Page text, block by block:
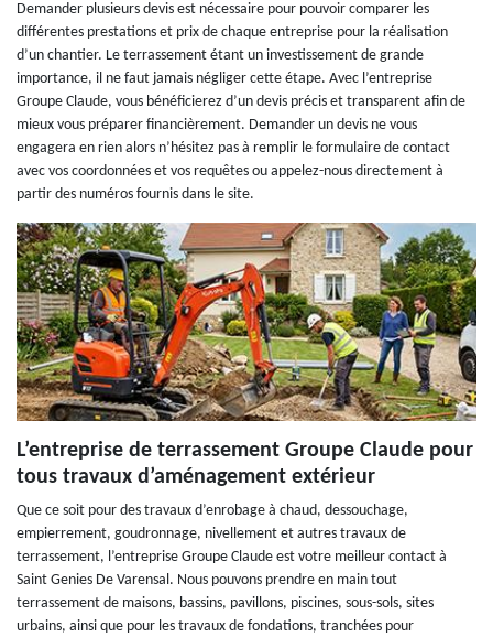
Demander plusieurs devis est nécessaire pour pouvoir comparer les
différentes prestations et prix de chaque entreprise pour la réalisation
d’un chantier. Le terrassement étant un investissement de grande
importance, il ne faut jamais négliger cette étape. Avec l’entreprise
Groupe Claude, vous bénéficierez d’un devis précis et transparent afin de
mieux vous préparer financièrement. Demander un devis ne vous
engagera en rien alors n’hésitez pas à remplir le formulaire de contact
avec vos coordonnées et vos requêtes ou appelez-nous directement à
partir des numéros fournis dans le site.
L’entreprise de terrassement Groupe Claude pour
tous travaux d’aménagement extérieur
Que ce soit pour des travaux d’enrobage à chaud, dessouchage,
empierrement, goudronnage, nivellement et autres travaux de
terrassement, l’entreprise Groupe Claude est votre meilleur contact à
Saint Genies De Varensal. Nous pouvons prendre en main tout
terrassement de maisons, bassins, pavillons, piscines, sous-sols, sites
urbains, ainsi que pour les travaux de fondations, tranchées pour